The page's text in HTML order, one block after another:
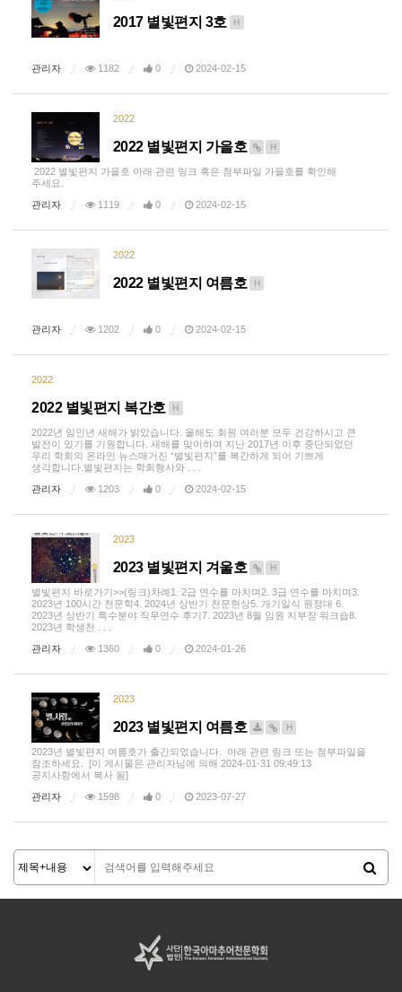
2017 별빛편지 3호 H
관리자 1182 0 2024-02-15
2022
2022 별빛편지 가을호 H
2022 별빛편지 가을호 아래 관련 링크 혹은 첨부파일 가을호를 확인해
주세요.
관리자
1119 0 2024-02-15
2022
2022 별빛편지 여름호 H
관리자 1202 0 2024-02-15
2022
2022 별빛편지 복간호 H
2022년 임인년 새해가 밝았습니다. 올해도 회원 여러분 모두 건강하시고 큰
발전이 있기를 기원합니다. 새해를 맞이하여 지난 2017년 이후 중단되었던
우리 학회의 온라인 뉴스매거진 “별빛편지”를 복간하게 되어 기쁘게
생각합니다.별빛편지는 학회행사와 . . .
관리자
1203 0 2024-02-15
2023
2023 별빛편지 겨울호 H
별빛편지 바로가기>>(링크)차례1. 2급 연수를 마치며2. 3급 연수를 마치며3.
2023년 100시간 천문학4. 2024년 상반기 천문현상5. 개기일식 원정대 6.
2023년 상반기 특수분야 직무연수 후기7. 2023년 8월 임원 지부장 워크숍8.
2023년 학생천 . . .
관리자
1360 0 2024-01-26
2023
2023 별빛편지 여름호 H
2023년 별빛편지 여름호가 출간되었습니다. 아래 관련 링크 또는 첨부파일을
참조하세요. [이 게시물은 관리자님에 의해 2024-01-31 09:49:13
공지사항에서 복사 됨]
관리자
1598 0 2023-07-27